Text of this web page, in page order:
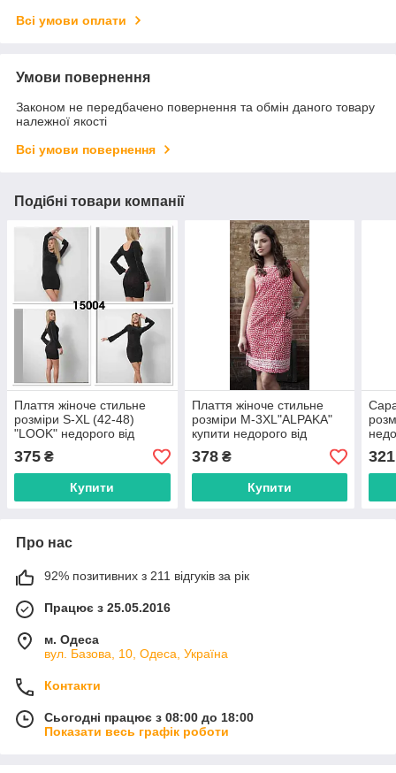
Всі умови оплати
Умови повернення
Законом не передбачено повернення та обмін даного товару
належної якості
Всі умови повернення
Подібні товари компанії
Плаття жіноче стильне
розміри S-XL (42-48)
"LOOK" недорого від
прямого постачальника
375 ₴
Купити
Плаття жіноче стильне
розміри M-3XL"ALPAKA"
купити недорого від
прямого постачальника
378₴
Купити
321
Про нас
92% позитивних з 211 відгуків за рік
Працює з 25.05.2016
м. Одеса
вул. Базова, 10, Одеса, Україна
Контакти
Сьогодні працює з 08:00 до 18:00
Показати весь графік роботи